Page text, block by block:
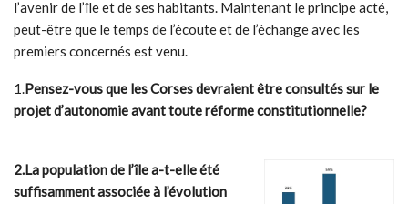
l’avenir de l’île et de ses habitants. Maintenant le principe acté,
peut-être que le temps de l’écoute et de l’échange avec les
premiers concernés est venu.
1.Pensez-vous que les Corses devraient être consultés sur le
projet d’autonomie avant toute réforme constitutionnelle?
2.La population de l’île a-t-elle été
suffisamment associée à l’évolution